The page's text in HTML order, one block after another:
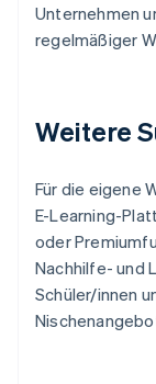
Unternehmen
regelmäßiger
Weitere
Für die eigene
E-Learning-
oder
Nachhilfe- und
Schüler/innen